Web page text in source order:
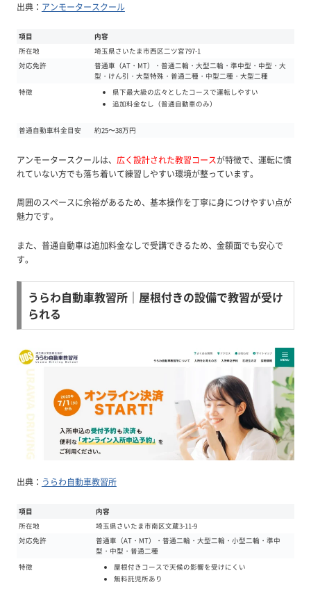
出典： アンモータースクール
項目
内容
所在地
埼玉県さいたま市西区二ツ宮797-1
対応免許
普通車（AT・MT）・普通二輪・大型二輪・準中型・中型・大
型・けん引・大型特殊・普通二種・中型二種・大型二種
特徴
県下最大級の広々としたコースで運転しやすい
追加料金なし（普通自動車のみ）
普通自動車料金目安 約25〜38万円
アンモータースクールは、 広く設計された教習コースが特徴で、運転に慣
れていない方でも落ち着いて練習しやすい環境が整っています。
周囲のスペースに余裕があるため、基本操作を丁寧に身につけやすい点が
魅力です。
また、普通自動車は追加料金なしで受講できるため、金額面でも安心で
す。
うらわ自動車教習所｜屋根付きの設備で教習が受け
られる
出典： うらわ自動車教習所
項目
内容
所在地
埼玉県さいたま市南区文蔵3-11-9
対応免許
普通車（AT・MT）・普通二輪・大型二輪・小型二輪・準中
型・中型・普通二種
特徴
屋根付きコースで天候の影響を受けにくい
無料託児所あり